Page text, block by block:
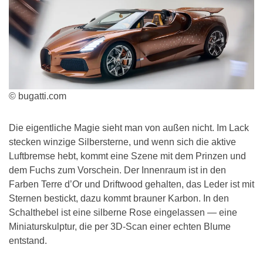
© bugatti.com
Die eigentliche Magie sieht man von außen nicht. Im Lack
stecken winzige Silbersterne, und wenn sich die aktive
Luftbremse hebt, kommt eine Szene mit dem Prinzen und
dem Fuchs zum Vorschein. Der Innenraum ist in den
Farben Terre d’Or und Driftwood gehalten, das Leder ist mit
Sternen bestickt, dazu kommt brauner Karbon. In den
Schalthebel ist eine silberne Rose eingelassen — eine
Miniaturskulptur, die per 3D-Scan einer echten Blume
entstand.